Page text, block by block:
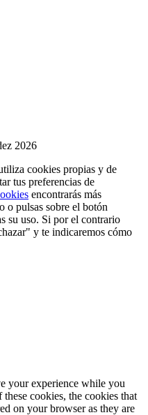
2026
cookies propias y de
tus preferencias de
encontrarás más
o pulsas sobre el botón
su uso. Si por el contrario
y te indicaremos cómo
your experience while you
cookies, the cookies that
on your browser as they are